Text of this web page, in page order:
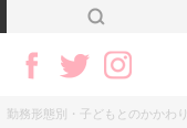
勤務形態別・子どもとのかかわ